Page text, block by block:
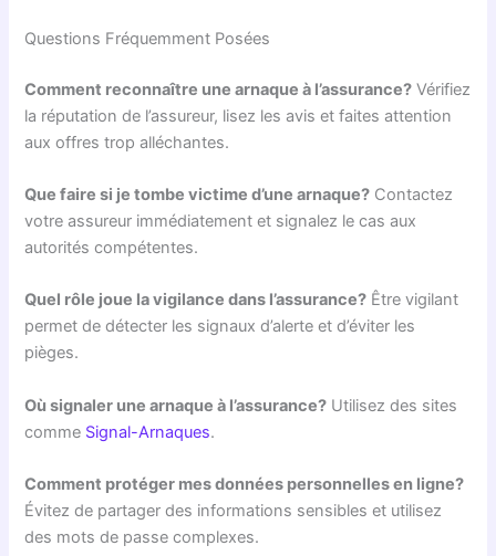
Questions Fréquemment Posées
Comment reconnaître une arnaque à l’assurance? Vérifiez
la réputation de l’assureur, lisez les avis et faites attention
aux offres trop alléchantes.
Que faire si je tombe victime d’une arnaque? Contactez
votre assureur immédiatement et signalez le cas aux
autorités compétentes.
Quel rôle joue la vigilance dans l’assurance? Être vigilant
permet de détecter les signaux d’alerte et d’éviter les
pièges.
Où signaler une arnaque à l’assurance? Utilisez des sites
comme Signal-Arnaques.
Comment protéger mes données personnelles en ligne?
Évitez de partager des informations sensibles et utilisez
des mots de passe complexes.